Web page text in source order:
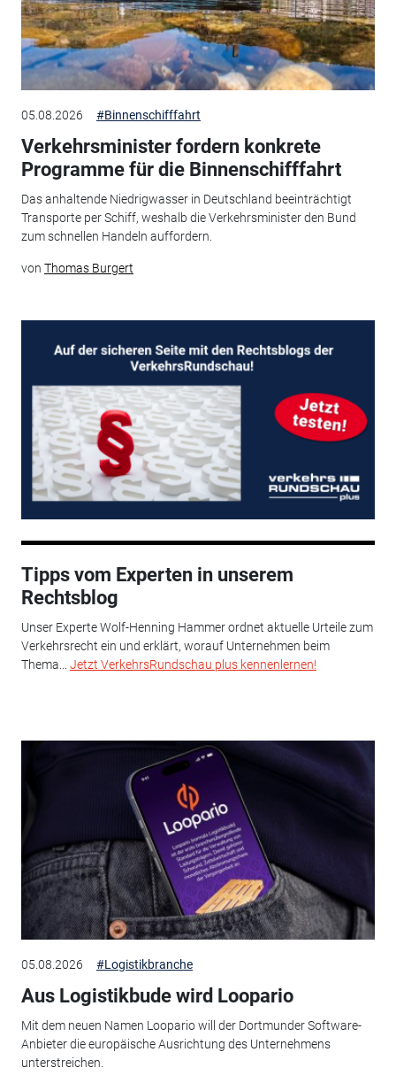
05.08.2026 #Binnenschifffahrt
Verkehrsminister fordern konkrete
Programme für die Binnenschifffahrt
Das anhaltende Niedrigwasser in Deutschland beeinträchtigt
Transporte per Schiff, weshalb die Verkehrsminister den Bund
zum schnellen Handeln auffordern.
von Thomas Burgert
Tipps vom Experten in unserem
Rechtsblog
Unser Experte Wolf-Henning Hammer ordnet aktuelle Urteile zum
Verkehrsrecht ein und erklärt, worauf Unternehmen beim
Thema... Jetzt VerkehrsRundschau plus kennenlernen!
05.08.2026 #Logistikbranche
Aus Logistikbude wird Loopario
Mit dem neuen Namen Loopario will der Dortmunder Software-
Anbieter die europäische Ausrichtung des Unternehmens
unterstreichen.